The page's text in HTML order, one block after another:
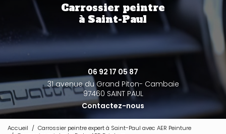
Carrossier peintre
à Saint-Paul
06 92 17 05 87
31 avenue du Grand Piton- Cambaie
97460 SAINT PAUL
Contactez-nous
Accueil
Carrossier peintre expert à Saint-Paul avec AER Peinture